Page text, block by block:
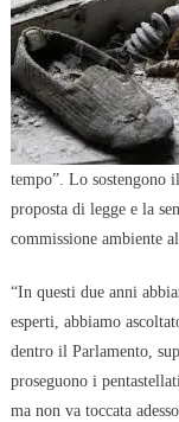
tempo”. Lo sostengono
proposta di legge e la
commissione ambiente
“In questi due anni
esperti, abbiamo
dentro il Parlamento,
proseguono i
ma non va toccata